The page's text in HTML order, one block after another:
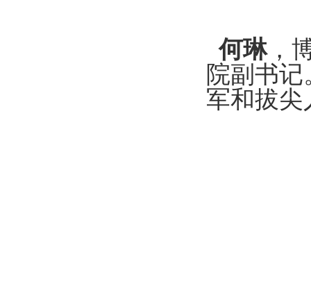
何琳，
院副书记
军和拔尖